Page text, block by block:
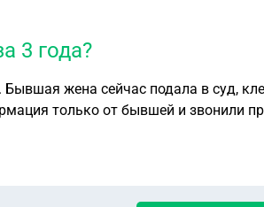
3 года?
жена сейчас подала в суд,
только от бывшей и звонили
карт, пару раз переводила я,
тем, что выплаты